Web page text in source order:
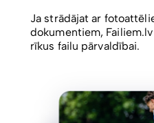
Ja strādājat ar
dokumentiem,
rīkus failu pārvaldībai.